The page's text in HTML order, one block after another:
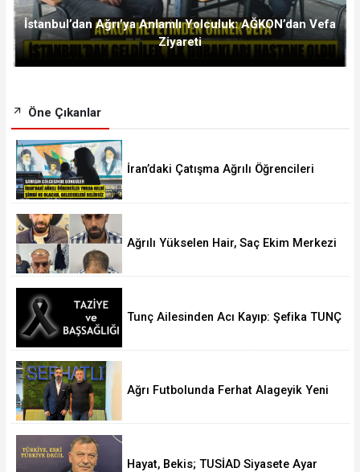
İstanbul’dan Ağrı’ya Anlamlı Yolculuk: AĞKON’dan Vefa
Ziyareti
Öne Çıkanlar
İran’daki Çatışma Ağrılı Öğrencileri
Ağrılı Yükselen Hair, Saç Ekim Merkezi
Tunç Ailesinden Acı Kayıp: Şefika TUNÇ
Ağrı Futbolunda Ferhat Alageyik Yeni
Hayat, Bekis; TUSİAD Siyasete Ayar